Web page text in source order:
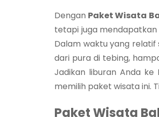
Dengan Paket Wisata
tetapi juga
Dalam waktu yang relatif
dari pura di tebing,
Jadikan liburan Anda
memilih paket wisata ini.
Paket Wisata